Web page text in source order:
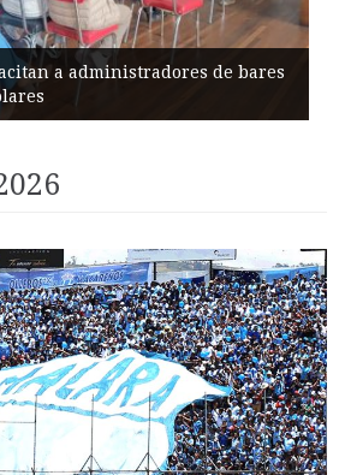
en recital de Ciudad Poética